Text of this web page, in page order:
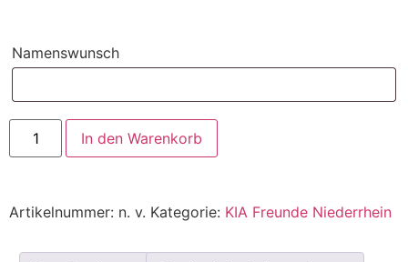
Namenswunsch
In den Warenkorb
Artikelnummer: n. v. Kategorie: KIA Freunde Niederrhein